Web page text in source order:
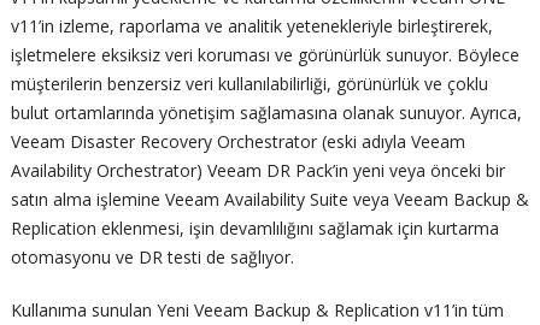
v11’in izleme, raporlama ve analitik yetenekleriyle birleştirerek,
işletmelere eksiksiz veri koruması ve görünürlük sunuyor. Böylece
müşterilerin benzersiz veri kullanılabilirliği, görünürlük ve çoklu
bulut ortamlarında yönetişim sağlamasına olanak sunuyor. Ayrıca,
Veeam Disaster Recovery Orchestrator (eski adıyla Veeam
Availability Orchestrator) Veeam DR Pack’in yeni veya önceki bir
satın alma işlemine Veeam Availability Suite veya Veeam Backup &
Replication eklenmesi, işin devamlılığını sağlamak için kurtarma
otomasyonu ve DR testi de sağlıyor.
Kullanıma sunulan Yeni Veeam Backup & Replication v11’in tüm